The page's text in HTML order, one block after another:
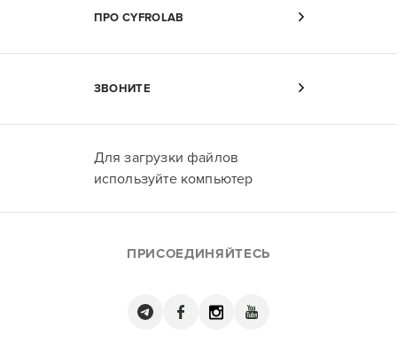
ПРО CYFROLAB
ЗВОНИТЕ
Для загрузки файлов
используйте компьютер
ПРИСОЕДИНЯЙТЕСЬ